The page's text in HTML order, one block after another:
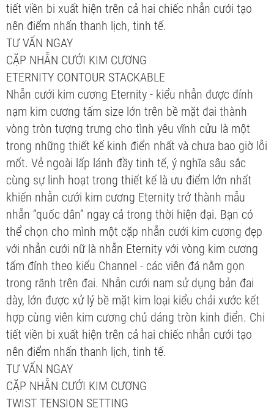
tiết viền bi xuất hiện trên cả hai chiếc nhẫn cưới tạo
nên điểm nhấn thanh lịch, tinh tế.
TƯ VẤN NGAY
CẶP NHẪN CƯỚI KIM CƯƠNG
ETERNITY CONTOUR STACKABLE
Nhẫn cưới kim cương Eternity - kiểu nhẫn được đính
nạm kim cương tấm size lớn trên bề mặt đai thành
vòng tròn tượng trưng cho tình yêu vĩnh cửu là một
trong những thiết kế kinh điển nhất và chưa bao giờ lỗi
mốt. Vẻ ngoài lấp lánh đầy tinh tế, ý nghĩa sâu sắc
cùng sự linh hoạt trong thiết kế là ưu điểm lớn nhất
khiến nhẫn cưới kim cương Eternity trở thành mẫu
nhẫn “quốc dân” ngay cả trong thời hiện đại. Bạn có
thể chọn cho mình một cặp nhẫn cưới kim cương đẹp
với nhẫn cưới nữ là nhẫn Eternity với vòng kim cương
tấm đính theo kiểu Channel - các viên đá nằm gọn
trong rãnh trên đai. Nhẫn cưới nam sử dụng bản đai
dày, lớn được xử lý bề mặt kim loại kiểu chải xước kết
hợp cùng viên kim cương chủ dáng tròn kinh điển. Chi
tiết viền bi xuất hiện trên cả hai chiếc nhẫn cưới tạo
nên điểm nhấn thanh lịch, tinh tế.
TƯ VẤN NGAY
CẶP NHẪN CƯỚI KIM CƯƠNG
TWIST TENSION SETTING